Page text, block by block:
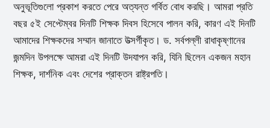
অনুভূতিগুলো প্রকাশ করতে পেরে অত্যন্ত গর্বিত বোধ করছি। আমরা প্রতি
বছর ৫ই সেপ্টেম্বর দিনটি শিক্ষক দিবস হিসেবে পালন করি, কারণ এই দিনটি
আমাদের শিক্ষকদের সম্মান জানাতে উত্সর্গীকৃত। ড. সর্বপল্লী রাধাকৃষ্ণানের
জন্মদিন উপলক্ষে আমরা এই দিনটি উদযাপন করি, যিনি ছিলেন একজন মহান
শিক্ষক, দার্শনিক এবং দেশের প্রাক্তন রাষ্ট্রপতি।